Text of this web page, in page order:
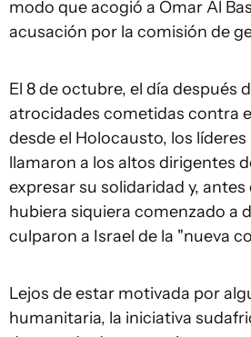
modo que acogió a Omar Al
acusación por la comisión de
El 8 de octubre, el día después
atrocidades cometidas contra
desde el Holocausto, los
llamaron a los altos dirigentes
expresar su solidaridad y, antes
hubiera siquiera comenzado a
culparon a Israel de la "nueva
Lejos de estar motivada por
humanitaria, la iniciativa